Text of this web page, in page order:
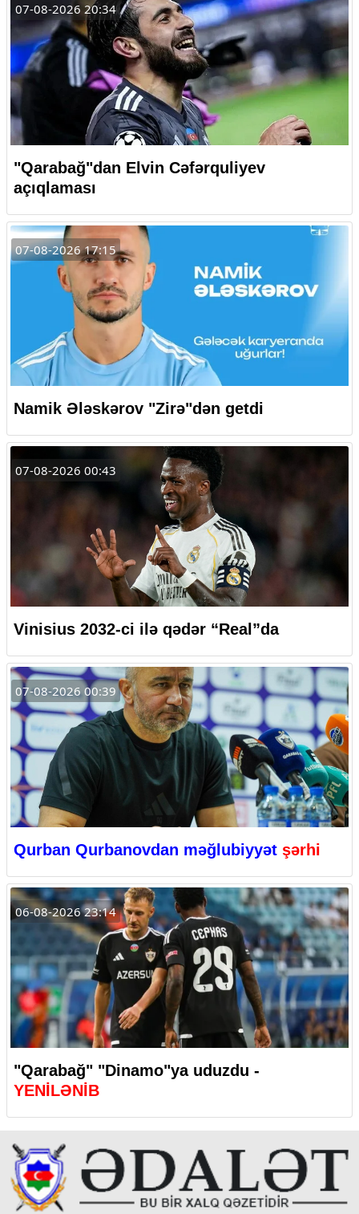
07-08-2026 20:34
"Qarabağ"dan Elvin Cəfərquliyev
açıqlaması
07-08-2026 17:15
Namik Ələskərov "Zirə"dən getdi
07-08-2026 00:43
Vinisius 2032-ci ilə qədər “Real”da
07-08-2026 00:39
Qurban Qurbanovdan məğlubiyyət şərhi
06-08-2026 23:14
"Qarabağ" "Dinamo"ya uduzdu -
YENİLƏNİB